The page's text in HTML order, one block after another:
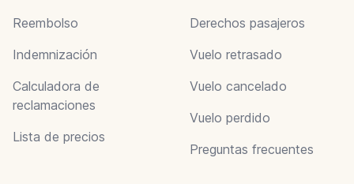
Reembolso
Indemnización
Calculadora de
reclamaciones
Lista de precios
Derechos pasajeros
Vuelo retrasado
Vuelo cancelado
Vuelo perdido
Preguntas frecuentes